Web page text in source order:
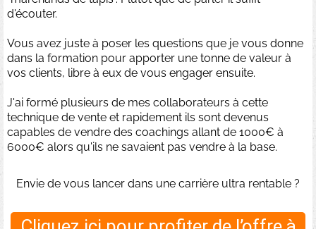
d'écouter.
Vous avez juste à poser les questions que je vous donne
dans la formation pour apporter une tonne de valeur à
vos clients, libre à eux de vous engager ensuite.
J'ai formé plusieurs de mes collaborateurs à cette
technique de vente et rapidement ils sont devenus
capables de vendre des coachings allant de 1000€ à
6000€ alors qu'ils ne savaient pas vendre à la base.
Envie de vous lancer dans une carrière ultra rentable ?